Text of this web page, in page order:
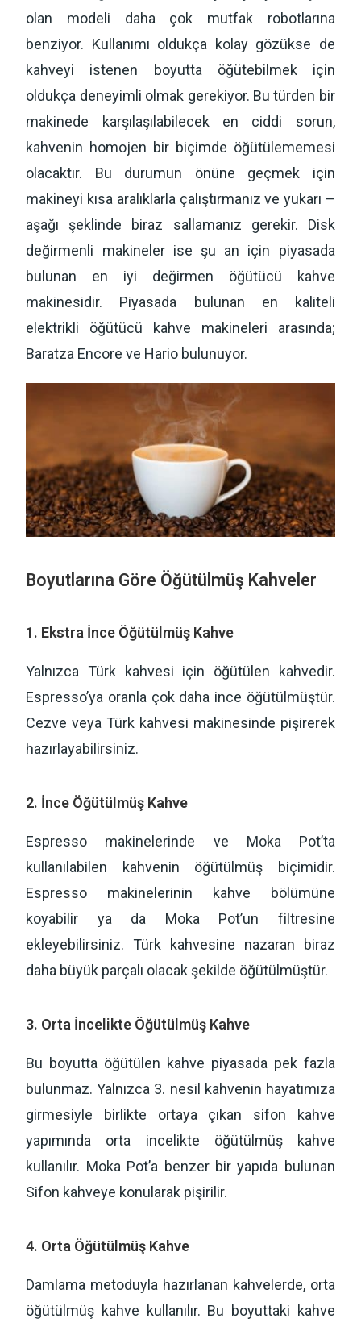
olan modeli daha çok mutfak robotlarına
benziyor. Kullanımı oldukça kolay gözükse de
kahveyi istenen boyutta öğütebilmek için
oldukça deneyimli olmak gerekiyor. Bu türden bir
makinede karşılaşılabilecek en ciddi sorun,
kahvenin homojen bir biçimde öğütülememesi
olacaktır. Bu durumun önüne geçmek için
makineyi kısa aralıklarla çalıştırmanız ve yukarı –
aşağı şeklinde biraz sallamanız gerekir. Disk
değirmenli makineler ise şu an için piyasada
bulunan en iyi değirmen öğütücü kahve
makinesidir. Piyasada bulunan en kaliteli
elektrikli öğütücü kahve makineleri arasında;
Baratza Encore ve Hario bulunuyor.
Boyutlarına Göre Öğütülmüş Kahveler
1. Ekstra İnce Öğütülmüş Kahve
Yalnızca Türk kahvesi için öğütülen kahvedir.
Espresso’ya oranla çok daha ince öğütülmüştür.
Cezve veya Türk kahvesi makinesinde pişirerek
hazırlayabilirsiniz.
2. İnce Öğütülmüş Kahve
Espresso makinelerinde ve Moka Pot’ta
kullanılabilen kahvenin öğütülmüş biçimidir.
Espresso makinelerinin kahve bölümüne
koyabilir ya da Moka Pot’un filtresine
ekleyebilirsiniz. Türk kahvesine nazaran biraz
daha büyük parçalı olacak şekilde öğütülmüştür.
3. Orta İncelikte Öğütülmüş Kahve
Bu boyutta öğütülen kahve piyasada pek fazla
bulunmaz. Yalnızca 3. nesil kahvenin hayatımıza
girmesiyle birlikte ortaya çıkan sifon kahve
yapımında orta incelikte öğütülmüş kahve
kullanılır. Moka Pot’a benzer bir yapıda bulunan
Sifon kahveye konularak pişirilir.
4. Orta Öğütülmüş Kahve
Damlama metoduyla hazırlanan kahvelerde, orta
öğütülmüş kahve kullanılır. Bu boyuttaki kahve